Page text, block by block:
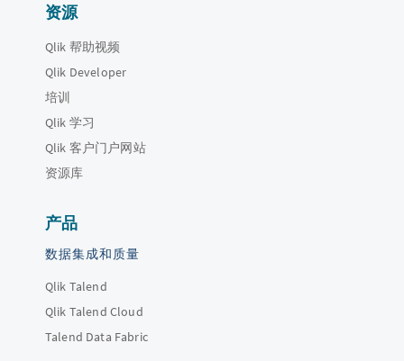
资源
Qlik 帮助视频
Qlik Developer
培训
Qlik 学习
Qlik 客户门户网站
资源库
产品
数据集成和质量
Qlik Talend
Qlik Talend Cloud
Talend Data Fabric